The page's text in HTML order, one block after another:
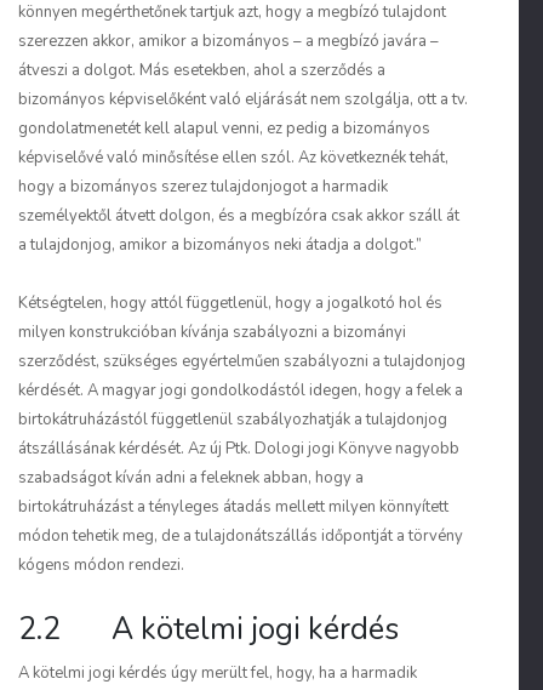
könnyen megérthetőnek tartjuk azt, hogy a megbízó tulajdont
szerezzen akkor, amikor a bizományos – a megbízó javára –
átveszi a dolgot. Más esetekben, ahol a szerződés a
bizományos képviselőként való eljárását nem szolgálja, ott a tv.
gondolatmenetét kell alapul venni, ez pedig a bizományos
képviselővé való minősítése ellen szól. Az következnék tehát,
hogy a bizományos szerez tulajdonjogot a harmadik
személyektől átvett dolgon, és a megbízóra csak akkor száll át
a tulajdonjog, amikor a bizományos neki átadja a dolgot.”
Kétségtelen, hogy attól függetlenül, hogy a jogalkotó hol és
milyen konstrukcióban kívánja szabályozni a bizományi
szerződést, szükséges egyértelműen szabályozni a tulajdonjog
kérdését. A magyar jogi gondolkodástól idegen, hogy a felek a
birtokátruházástól függetlenül szabályozhatják a tulajdonjog
átszállásának kérdését. Az új Ptk. Dologi jogi Könyve nagyobb
szabadságot kíván adni a feleknek abban, hogy a
birtokátruházást a tényleges átadás mellett milyen könnyített
módon tehetik meg, de a tulajdonátszállás időpontját a törvény
kógens módon rendezi.
2.2 A kötelmi jogi kérdés
A kötelmi jogi kérdés úgy merült fel, hogy, ha a harmadik